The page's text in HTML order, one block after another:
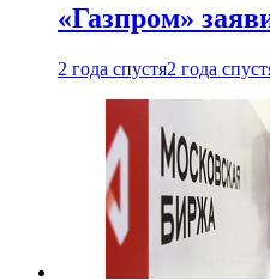
«Газпром»
2 года спустя2 года